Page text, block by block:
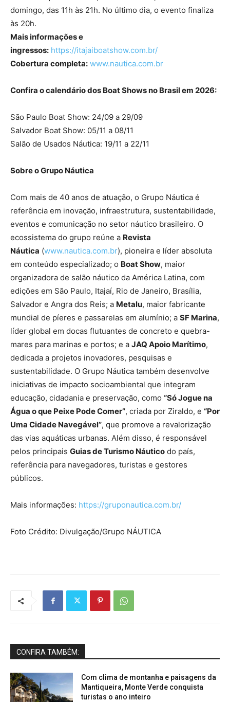
domingo, das 11h às 21h. No último dia, o evento finaliza
às 20h.
Mais informações e
ingressos: https://itajaiboatshow.com.br/
Cobertura completa: www.nautica.com.br
Confira o calendário dos Boat Shows no Brasil em 2026:
São Paulo Boat Show: 24/09 a 29/09
Salvador Boat Show: 05/11 a 08/11
Salão de Usados Náutica: 19/11 a 22/11
Sobre o Grupo Náutica
Com mais de 40 anos de atuação, o Grupo Náutica é
referência em inovação, infraestrutura, sustentabilidade,
eventos e comunicação no setor náutico brasileiro. O
ecossistema do grupo reúne a Revista
Náutica (www.nautica.com.br), pioneira e líder absoluta
em conteúdo especializado; o Boat Show, maior
organizadora de salão náutico da América Latina, com
edições em São Paulo, Itajaí, Rio de Janeiro, Brasília,
Salvador e Angra dos Reis; a Metalu, maior fabricante
mundial de píeres e passarelas em alumínio; a SF Marina,
líder global em docas flutuantes de concreto e quebra-
mares para marinas e portos; e a JAQ Apoio Marítimo,
dedicada a projetos inovadores, pesquisas e
sustentabilidade. O Grupo Náutica também desenvolve
iniciativas de impacto socioambiental que integram
educação, cidadania e preservação, como “Só Jogue na
Água o que Peixe Pode Comer”, criada por Ziraldo, e “Por
Uma Cidade Navegável”, que promove a revalorização
das vias aquáticas urbanas. Além disso, é responsável
pelos principais Guias de Turismo Náutico do país,
referência para navegadores, turistas e gestores
públicos.
Mais informações: https://gruponautica.com.br/
Foto Crédito: Divulgação/Grupo NÁUTICA
CONFIRA TAMBÉM:
Com clima de montanha e paisagens da
Mantiqueira, Monte Verde conquista
turistas o ano inteiro